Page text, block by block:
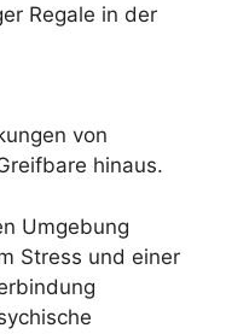
Regale in der
von
hinaus.
Umgebung
Stress und einer